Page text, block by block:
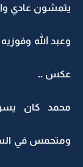
يتمشون عادي
وعبد الله
عكس ..
محمد كان
ومتحمس في